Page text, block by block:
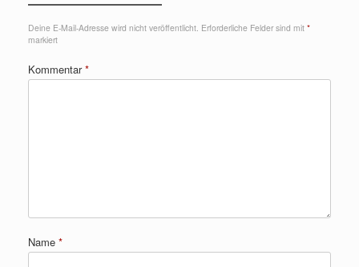
Deine E-Mail-Adresse wird nicht veröffentlicht. Erforderliche Felder sind mit *
markiert
Kommentar*
Name *